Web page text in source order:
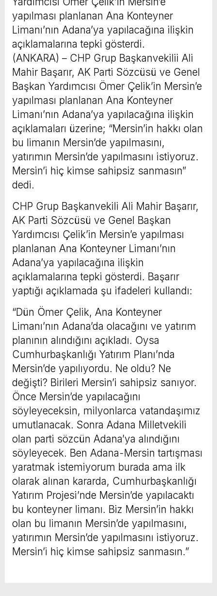
yapılması planlanan Ana Konteyner
Limanı’nın Adana’ya yapılacağına ilişkin
açıklamalarına tepki gösterdi.
(ANKARA) – CHP Grup Başkanvekilii Ali
Mahir Başarır, AK Parti Sözcüsü ve Genel
Başkan Yardımcısı Ömer Çelik’in Mersin’e
yapılması planlanan Ana Konteyner
Limanı’nın Adana’ya yapılacağına ilişkin
açıklamaları üzerine; “Mersin’in hakkı olan
bu limanın Mersin’de yapılmasını,
yatırımın Mersin’de yapılmasını istiyoruz.
Mersin’i hiç kimse sahipsiz sanmasın”
dedi.
CHP Grup Başkanvekili Ali Mahir Başarır,
AK Parti Sözcüsü ve Genel Başkan
Yardımcısı Çelik’in Mersin’e yapılması
planlanan Ana Konteyner Limanı’nın
Adana’ya yapılacağına ilişkin
açıklamalarına tepki gösterdi. Başarır
yaptığı açıklamada şu ifadeleri kullandı:
“Dün Ömer Çelik, Ana Konteyner
Limanı’nın Adana’da olacağını ve yatırım
planının alındığını açıkladı. Oysa
Cumhurbaşkanlığı Yatırım Planı’nda
Mersin’de yapılıyordu. Ne oldu? Ne
değişti? Birileri Mersin’i sahipsiz sanıyor.
Önce Mersin’de yapılacağını
söyleyeceksin, milyonlarca vatandaşımız
umutlanacak. Sonra Adana Milletvekili
olan parti sözcün Adana’ya alındığını
söyleyecek. Ben Adana-Mersin tartışması
yaratmak istemiyorum burada ama ilk
olarak alınan kararda, Cumhurbaşkanlığı
Yatırım Projesi’nde Mersin’de yapılacaktı
bu konteyner limanı. Biz Mersin’in hakkı
olan bu limanın Mersin’de yapılmasını,
yatırımın Mersin’de yapılmasını istiyoruz.
Mersin’i hiç kimse sahipsiz sanmasın.”